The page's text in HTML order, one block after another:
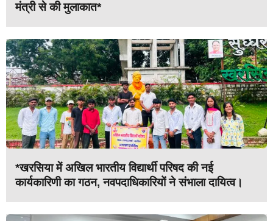
मंत्री से की मुलाकात*
*खरसिया में अखिल भारतीय विद्यार्थी परिषद की नई
कार्यकारिणी का गठन, नवपदाधिकारियों ने संभाला दायित्व।